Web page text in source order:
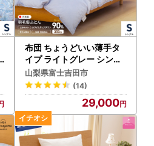
布団 ちょうどいい薄手タ
イプ ライトグレー シング
ル 肌掛け羽毛ふとん 布団
山梨県富士吉田市
(14)
29,000